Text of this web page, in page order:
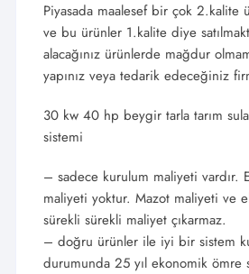
Piyasada maalesef bir çok 2.kalite
ve bu ürünler 1.kalite diye
alacağınız ürünlerde mağdur
yapınız veya tedarik edeceğiniz
30 kw 40 hp beygir tarla tarım
sistemi
– sadece kurulum maliyeti vardır.
maliyeti yoktur. Mazot maliyeti ve
sürekli sürekli maliyet çıkarmaz.
– doğru ürünler ile iyi bir sistem
durumunda 25 yıl ekonomik ömre